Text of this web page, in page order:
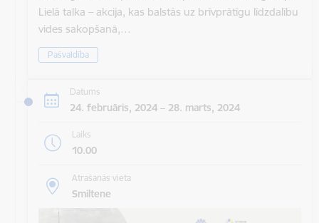
Lielā talka – akcija, kas balstās uz brīvprātīgu līdzdalību
vides sakopšanā,…
Pašvaldība
Datums
24. februāris, 2024 – 28. marts, 2024
Laiks
10.00
Atrašanās vieta
Smiltene